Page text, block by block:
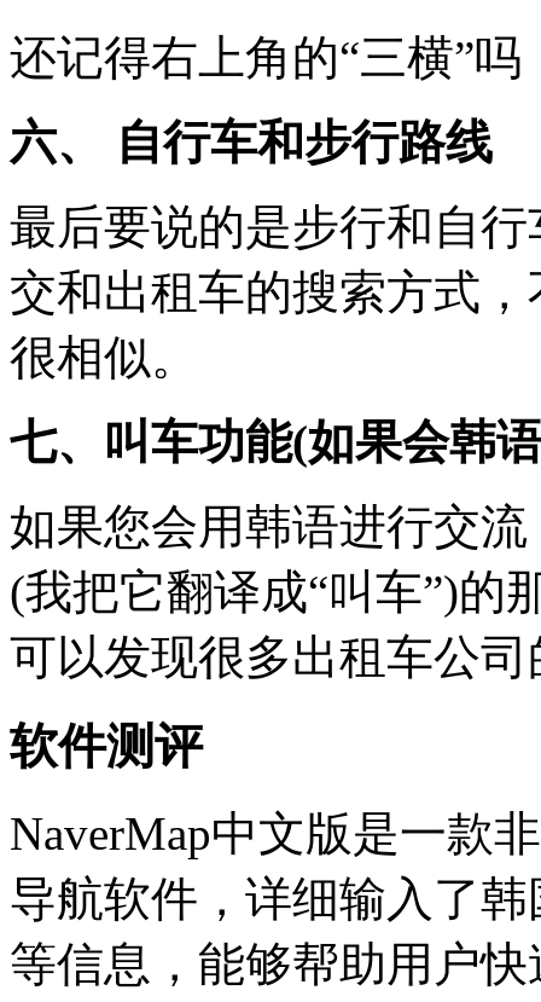
还记得右上角的“三横”吗
六、 自行车和步行路线
最后要说的是步行和自
交和出租车的搜索方式
很相似。
七、叫车功能(如果会韩
如果您会用韩语进行交
(我把它翻译成“叫车”)的
可以发现很多出租车公
软件测评
NaverMap中文版是一款
导航软件，详细输入了
等信息，能够帮助用户